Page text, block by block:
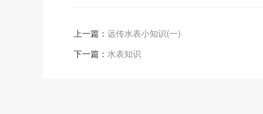
上一篇： 远传水表小知识(一)
下一篇： 水表知识